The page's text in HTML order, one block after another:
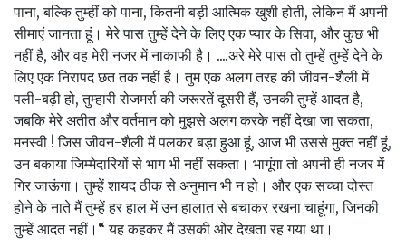
पाना, बल्कि तुम्‍हीं को पाना, कितनी बड़ी आत्मिक खुशी होती, लेकिन मैं अपनी
सीमाएं जानता हूं। मेरे पास तुम्‍हें देने के लिए एक प्‍यार के सिवा, और कुछ भी
नहीं है, और वह मेरी नजर में नाकाफी है। ....अरे मेरे पास तो तुम्‍हें तुम्‍हें देने के‍
लिए एक निरापद छत तक नहीं है। तुम एक अलग तरह की जीवन-शैली में
पली-बढ़ी हो, तुम्‍हारी रोजमर्रा की जरूरतें दूसरी हैं, उनकी तुम्‍हें आदत है,
जबकि मेरे अतीत और वर्तमान को मुझसे अलग करके नहीं देखा जा सकता,
मनस्‍वी ! जिस जीवन-शैली में पलकर बड़ा हुआ हूं, आज भी उससे मुक्‍त नहीं हूं,
उन बकाया जिम्‍मेदारियों से भाग भी नहीं सकता। भागूंगा तो अपनी ही नजर में
गिर जाऊंगा। तुम्‍हें शायद ठीक से अनुमान भी न हो। और एक सच्‍चा दोस्‍त
होने के नाते मैं तुम्‍हें हर हाल में उन हालात से बचाकर रखना चाहूंगा, जिनकी
तुम्‍हें आदत नहीं।“ यह कहकर मैं उसकी ओर देखता रह गया था।